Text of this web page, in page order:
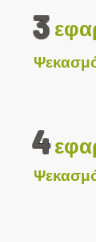
3
4